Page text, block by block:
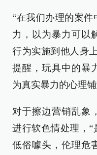
“在我们办理的案
力，以为暴力可以
行为实施到他人身
提醒，玩具中的暴
为真实暴力的心理铺
对于擦边营销乱象
进行软色情处理，
低俗噱头，伦理危